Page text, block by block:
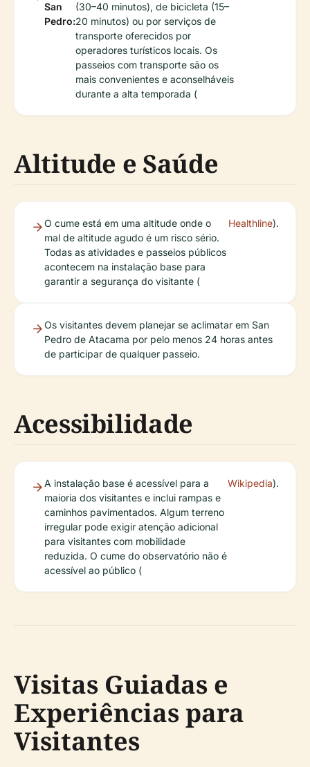
San
Pedro:
(30–40 minutos), de bicicleta (15–
20 minutos) ou por serviços de
transporte oferecidos por
operadores turísticos locais. Os
passeios com transporte são os
mais convenientes e aconselháveis
durante a alta temporada (
Altitude e Saúde
O cume está em uma altitude onde o
mal de altitude agudo é um risco sério.
Todas as atividades e passeios públicos
acontecem na instalação base para
garantir a segurança do visitante (
Healthline).
Os visitantes devem planejar se aclimatar em San
Pedro de Atacama por pelo menos 24 horas antes
de participar de qualquer passeio.
Acessibilidade
A instalação base é acessível para a
maioria dos visitantes e inclui rampas e
caminhos pavimentados. Algum terreno
irregular pode exigir atenção adicional
para visitantes com mobilidade
reduzida. O cume do observatório não é
acessível ao público (
Wikipedia).
Visitas Guiadas e
Experiências para
Visitantes